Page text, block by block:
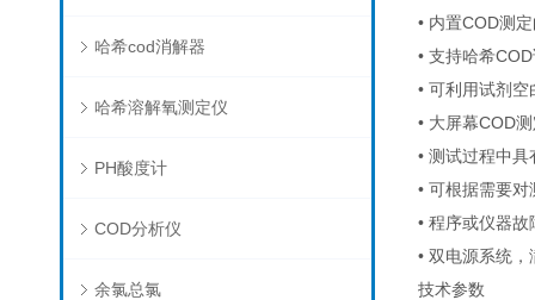
哈希cod消解器
哈希溶解氧测定仪
PH酸度计
COD分析仪
余氯总氯
• 内置COD测
• 支持哈希
• 可利用试剂
• 大屏幕COD
• 测试过程中
• 可根据需要
• 程序或仪器
• 双电源系统
技术参数